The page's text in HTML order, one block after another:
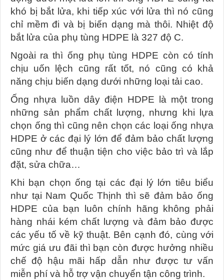
khó bị bắt lửa, khi tiếp xúc với lửa thì nó cũng
chỉ mềm đi và bị biến dạng mà thôi. Nhiệt độ
bắt lửa của phụ tùng HDPE là 327 độ C.
Ngoài ra thì ống phụ tùng HDPE còn có tính
chịu uốn lệch cũng rất tốt, nó cũng có khả
năng chịu biến dạng dưới những loại tải cao.
Ống nhựa luồn dây điện HDPE là một trong
những sản phẩm chất lượng, nhưng khi lựa
chọn ống thì cũng nên chọn các loại ống nhựa
HDPE ở các đại lý lớn để đảm bảo chất lượng
cũng như để thuận tiện cho việc bảo trì và lắp
đặt, sửa chữa…
Khi bạn chọn ống tại các đại lý lớn tiêu biểu
như tại Nam Quốc Thịnh thì sẽ đảm bảo ống
HDPE của bạn luôn chính hãng không phải
hàng nhái kém chất lượng và đảm bảo được
các yếu tố về kỹ thuật. Bên cạnh đó, cùng với
mức giá ưu đãi thì bạn còn được hưởng nhiều
chế độ hậu mãi hấp dẫn như được tư vấn
miễn phí và hỗ trợ vận chuyển tận công trình.